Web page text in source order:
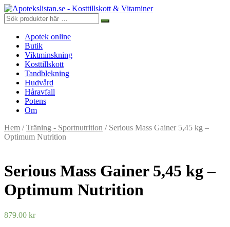
Apotek online
Butik
Viktminskning
Kosttillskott
Tandblekning
Hudvård
Håravfall
Potens
Om
Hem /Träning - Sportnutrition / Serious Mass Gainer 5,45 kg –
Optimum Nutrition
Serious Mass Gainer 5,45 kg –
Optimum Nutrition
879.00 kr